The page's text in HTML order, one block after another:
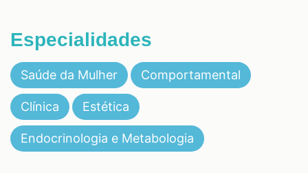
Especialidades
Saúde da Mulher Comportamental
Clínica Estética
Endocrinologia e Metabologia